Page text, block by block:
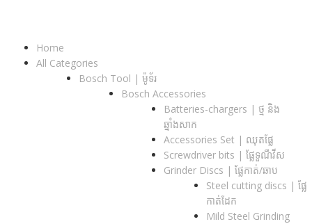
Home
All Categories
Bosch Tool | ម៉ូទ័រ
Bosch Accessories
Batteries-chargers | ថ្ម និង
ឆ្នាំងសាក
Accessories Set | ឈុតផ្លែ
Screwdriver bits | ផ្លែទួណឺវីស
Grinder Discs |​ ផ្លែកាត់/ឆាប
Steel cutting discs |​ ផ្លែ
កាត់ដែក
Mild Steel Grinding